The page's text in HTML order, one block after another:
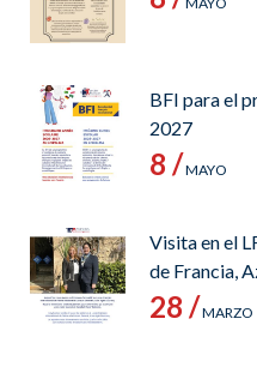
BFI para el
2027
8 /MAYO
Visita en el
de Francia,
28 /MARZO